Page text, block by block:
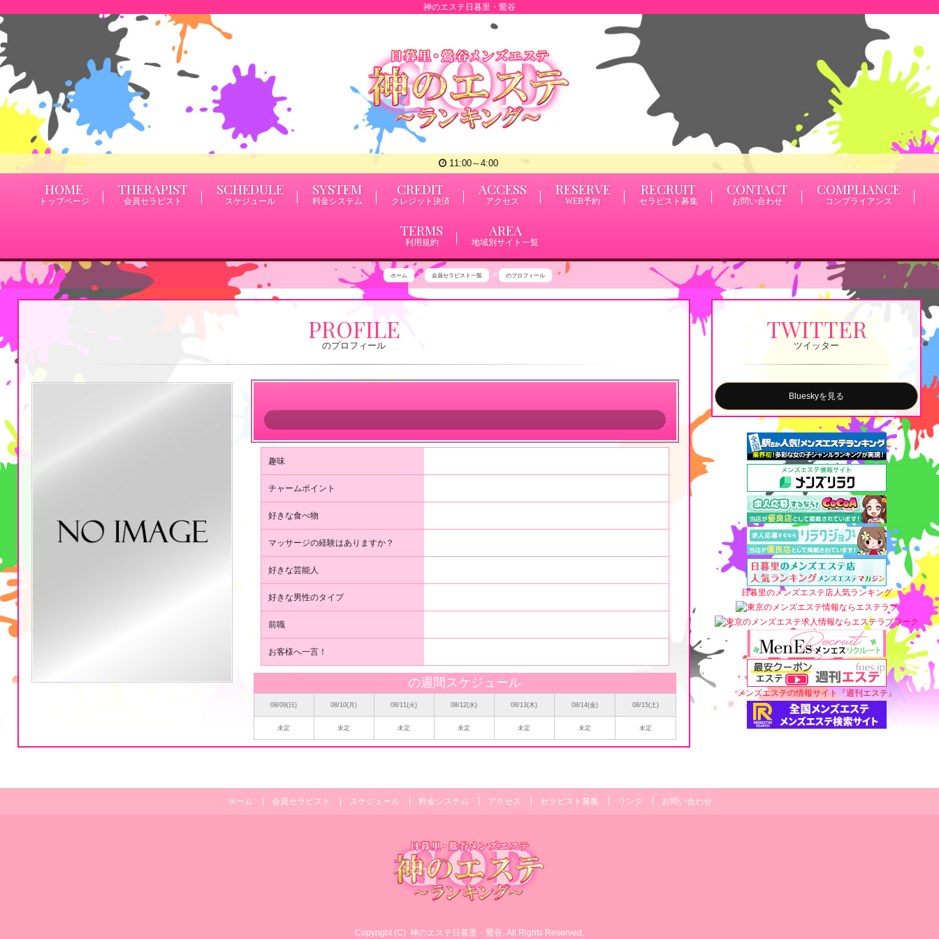
神のエステ日暮里・鶯谷
11:00～4:00
HOME
トップページ
THERAPIST
会員セラピスト
SCHEDULE
スケジュール
SYSTEM
料金システム
CREDIT
クレジット決済
ACCESS
アクセス
RESERVE
WEB予約
RECRUIT
セラピスト募集
CONTACT
お問い合わせ
COMPLIANCE
コンプライアンス
TERMS
利用規約
AREA
地域別サイト一覧
ホーム 会員セラピスト一覧 のプロフィール
エ
ス
暮
里
の
プ
ロ
フ
ー
PROFILE
のプロフィール
趣味
チャームポイント
好きな食べ物
マッサージの経験はありますか？
好きな芸能人
好きな男性のタイプ
前職
お客様へ一言！
の週間スケジュール
08/09(日) 08/10(月) 08/11(火) 08/12(水) 08/13(木) 08/14(金) 08/15(土)
未定 未定 未定 未定 未定 未定 未定
TWITTER
ツイッター
Blueskyを見る
日暮里のメンズエステ店人気ランキング
メンズエステの情報サイト『週刊エステ』
ホーム 会員セラピスト スケジュール 料金システム アクセス セラピスト募集 リンク お問い合わせ
Copyright (C) 神のエステ日暮里・鶯谷. All Rights Reserved.